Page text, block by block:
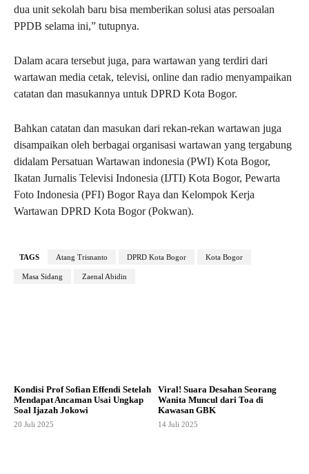
dua unit sekolah baru bisa memberikan solusi atas persoalan
PPDB selama ini,” tutupnya.
Dalam acara tersebut juga, para wartawan yang terdiri dari
wartawan media cetak, televisi, online dan radio menyampaikan
catatan dan masukannya untuk DPRD Kota Bogor.
Bahkan catatan dan masukan dari rekan-rekan wartawan juga
disampaikan oleh berbagai organisasi wartawan yang tergabung
didalam Persatuan Wartawan indonesia (PWI) Kota Bogor,
Ikatan Jurnalis Televisi Indonesia (IJTI) Kota Bogor, Pewarta
Foto Indonesia (PFI) Bogor Raya dan Kelompok Kerja
Wartawan DPRD Kota Bogor (Pokwan).
TAGS Atang Trisnanto DPRD Kota Bogor Kota Bogor
Masa Sidang Zaenal Abidin
Kondisi Prof Sofian Effendi Setelah
Mendapat Ancaman Usai Ungkap
Soal Ijazah Jokowi
20 Juli 2025
Viral! Suara Desahan Seorang
Wanita Muncul dari Toa di
Kawasan GBK
14 Juli 2025